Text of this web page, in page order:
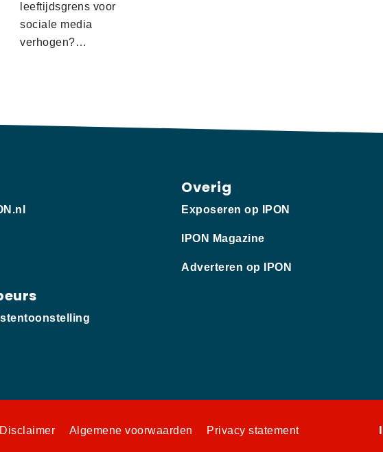
leeftijdsgrens voor
sociale media
verhogen?…
Overig
Exposeren op IPON
IPON Magazine
Adverteren op IPON
Disclaimer Algemene voorwaarden Privacy statement